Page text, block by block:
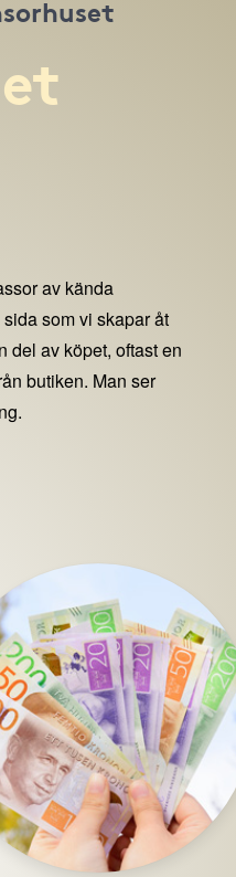
av kända
som vi skapar åt
del av köpet, oftast en
butiken. Man ser